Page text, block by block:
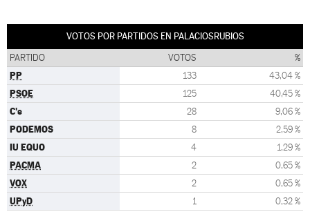
VOTOS POR PARTIDOS EN PALACIOSRUBIOS
PARTIDO VOTOS %
PP 133 43,04 %
PSOE 125 40,45 %
C's 28 9,06 %
PODEMOS 8 2,59 %
IU EQUO 4 1,29 %
PACMA 2 0,65 %
VOX 2 0,65 %
UPyD 1 0,32 %